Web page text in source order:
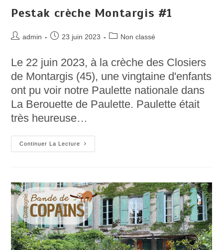
Pestak crèche Montargis #1
Auteur/autrice
publication :
admin
Post23 juin 2023
PostNon classé
Le 22 juin 2023, à la crèche des Closiers
de Montargis (45), une vingtaine d'enfants
ont pu voir notre Paulette nationale dans
La Berouette de Paulette. Paulette était
très heureuse…
Continuer La Lecture
Pestak
Crèche